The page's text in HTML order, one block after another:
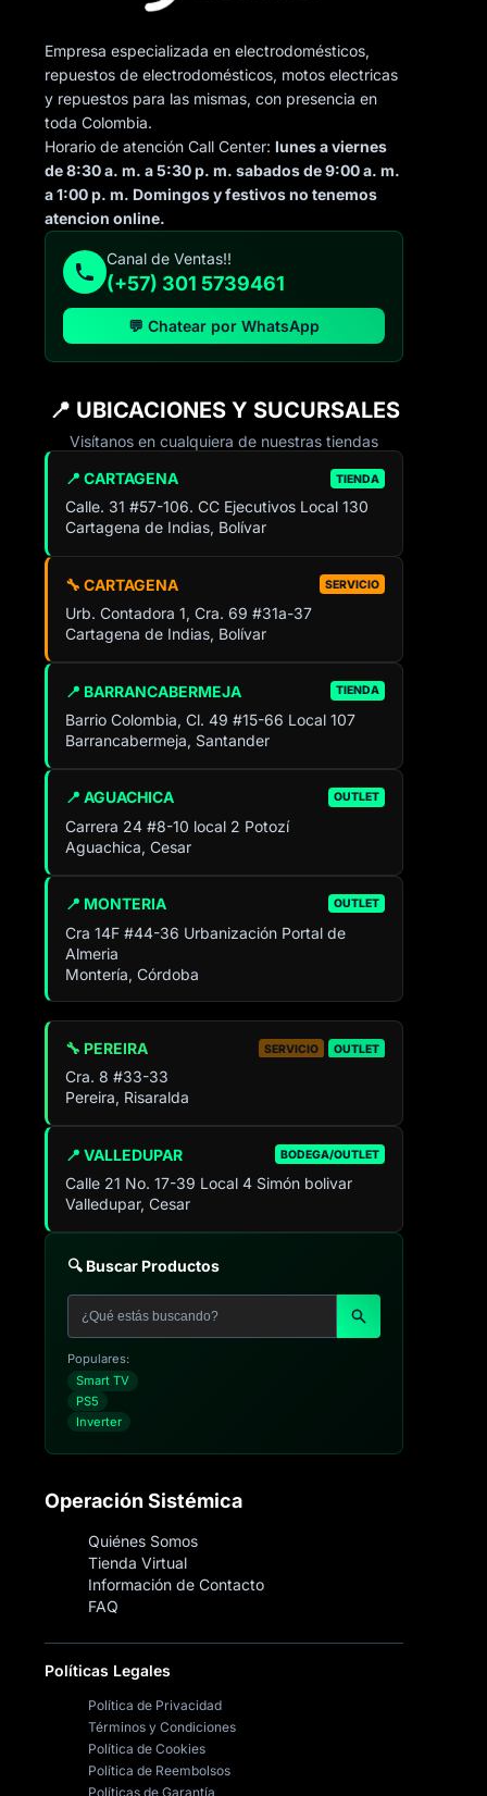
Empresa especializada en electrodomésticos,
repuestos de electrodomésticos, motos electricas
y repuestos para las mismas, con presencia en
toda Colombia.
Horario de atención Call Center:lunes a viernes
de 8:30 a. m. a 5:30 p. m. sabados de 9:00 a. m.
a 1:00 p. m. Domingos y festivos no tenemos
atencion online.
Canal de Ventas!!
(+57) 301 5739461
💬 Chatear por WhatsApp
📍 UBICACIONES Y SUCURSALES
Visítanos en cualquiera de nuestras tiendas
📍 CARTAGENA TIENDA
Calle. 31 #57-106. CC Ejecutivos Local 130
Cartagena de Indias, Bolívar
🔧 CARTAGENA SERVICIO
Urb. Contadora 1, Cra. 69 #31a-37
Cartagena de Indias, Bolívar
📍 BARRANCABERMEJA TIENDA
Barrio Colombia, Cl. 49 #15-66 Local 107
Barrancabermeja, Santander
📍 AGUACHICA OUTLET
Carrera 24 #8-10 local 2 Potozí
Aguachica, Cesar
📍 MONTERIA OUTLET
Cra 14F #44-36 Urbanización Portal de
Almeria
Montería, Córdoba
📍 VALLEDUPAR BODEGA/OUTLET
Calle 21 No. 17-39 Local 4 Simón bolivar
Valledupar, Cesar
🔧 PEREIRA SERVICIO OUTLET
Cra. 8 #33-33
Pereira, Risaralda
🔍 Buscar Productos
Populares:
Smart TV
PS5
Inverter
Operación Sistémica
Quiénes Somos
Tienda Virtual
Información de Contacto
FAQ
Políticas Legales
Política de Privacidad
Términos y Condiciones
Política de Cookies
Política de Reembolsos
Políticas de Garantía